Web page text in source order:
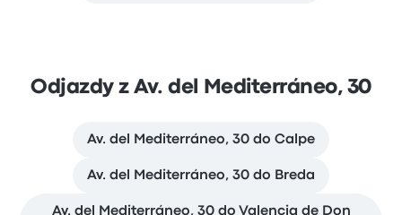
Odjazdy z Av. del Mediterráneo, 30
Av. del Mediterráneo, 30 do Calpe
Av. del Mediterráneo, 30 do Breda
Av. del Mediterráneo, 30 do Valencia de Don